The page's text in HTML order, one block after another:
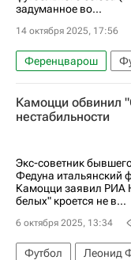
задуманное во...
14 октября 2025, 17:56
Ференцварош
Станислав Черчесов
Казахстан
Камоцци обвинил
нестабильности
Экс-советник
Федуна итальянский
Камоцци заявил РИА
белых" кроется не в...
6 октября 2025, 13:34
Футбол Леонид